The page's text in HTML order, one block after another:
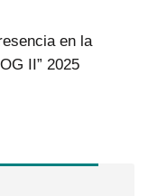
en la
II” 2025